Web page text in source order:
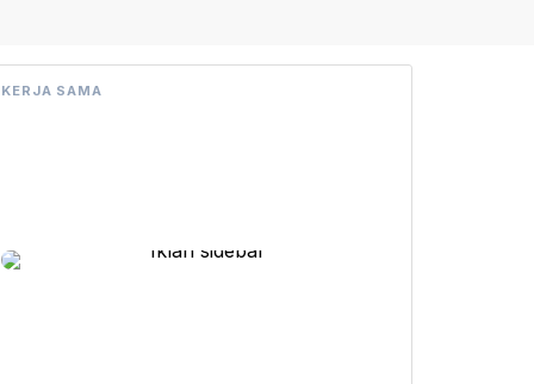
KERJA SAMA